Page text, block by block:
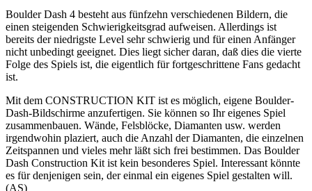
Boulder Dash 4 besteht aus fünfzehn verschiedenen Bildern, die
einen steigenden Schwierigkeitsgrad aufweisen. Allerdings ist
bereits der niedrigste Level sehr schwierig und für einen Anfänger
nicht unbedingt geeignet. Dies liegt sicher daran, daß dies die vierte
Folge des Spiels ist, die eigentlich für fortgeschrittene Fans gedacht
ist.
Mit dem CONSTRUCTION KIT ist es möglich, eigene Boulder-
Dash-Bildschirme anzufertigen. Sie können so Ihr eigenes Spiel
zusammenbauen. Wände, Felsblöcke, Diamanten usw. werden
irgendwohin plaziert, auch die Anzahl der Diamanten, die einzelnen
Zeitspannen und vieles mehr läßt sich frei bestimmen. Das Boulder
Dash Construction Kit ist kein besonderes Spiel. Interessant könnte
es für denjenigen sein, der einmal ein eigenes Spiel gestalten will.
(AS)